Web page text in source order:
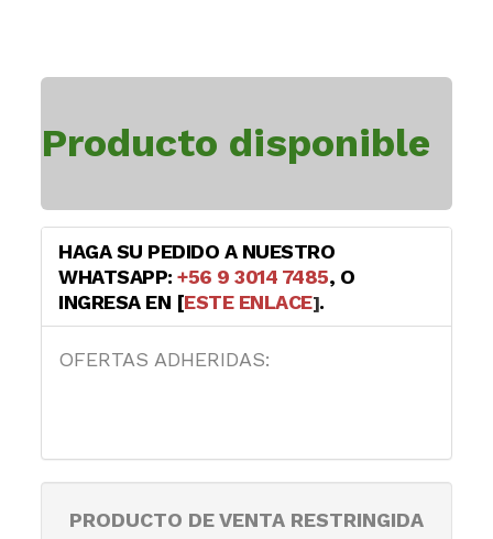
Producto disponible
HAGA SU PEDIDO A NUESTRO
WHATSAPP: +56 9 3014 7485, O
INGRESA EN [ESTE ENLACE].
OFERTAS ADHERIDAS:
PRODUCTO DE VENTA RESTRINGIDA